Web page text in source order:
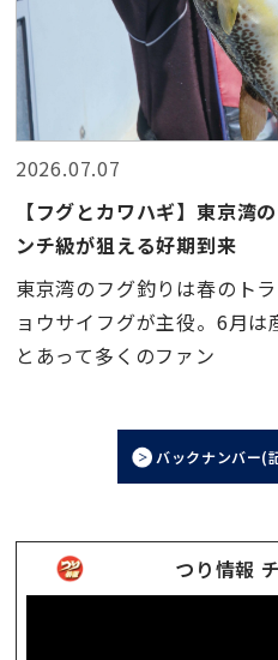
2026.07.07
【フグとカワハギ】東京湾
ンチ級が狙える好期到来
東京湾のフグ釣りは春のト
ョウサイフグが主役。6月
とあって多くのファン
バックナンバー(
つり情報